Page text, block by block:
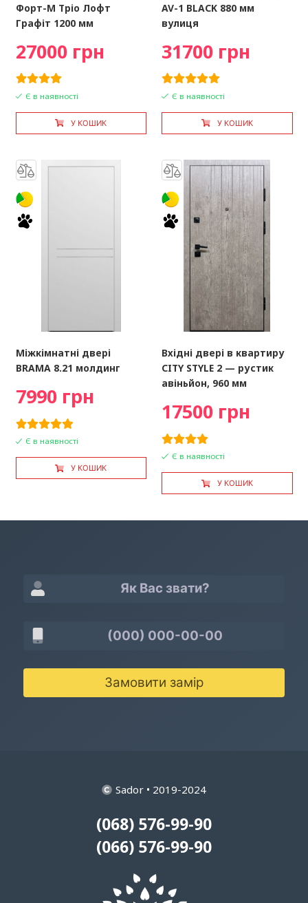
Форт-М Тріо Лофт
Графіт 1200 мм
27000 грн
Є в наявності
У КОШИК
AV-1 BLACK 880 мм
вулиця
31700 грн
Є в наявності
У КОШИК
Міжкімнатні двері
BRAMA 8.21 молдинг
7990 грн
Є в наявності
У КОШИК
Вхідні двері в квартиру
CITY STYLE 2 — рустик
авіньйон, 960 мм
17500 грн
Є в наявності
У КОШИК
Замовити замір
Sador • 2019-2024
(068) 576-99-90
(066) 576-99-90